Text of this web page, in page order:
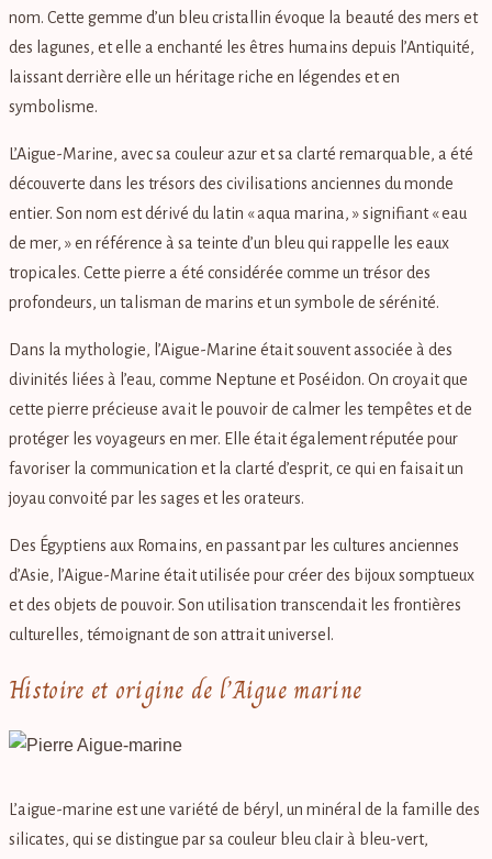
nom. Cette gemme d’un bleu cristallin évoque la beauté des mers et
des lagunes, et elle a enchanté les êtres humains depuis l’Antiquité,
laissant derrière elle un héritage riche en légendes et en
symbolisme.
L’Aigue-Marine, avec sa couleur azur et sa clarté remarquable, a été
découverte dans les trésors des civilisations anciennes du monde
entier. Son nom est dérivé du latin « aqua marina, » signifiant « eau
de mer, » en référence à sa teinte d’un bleu qui rappelle les eaux
tropicales. Cette pierre a été considérée comme un trésor des
profondeurs, un talisman de marins et un symbole de sérénité.
Dans la mythologie, l’Aigue-Marine était souvent associée à des
divinités liées à l’eau, comme Neptune et Poséidon. On croyait que
cette pierre précieuse avait le pouvoir de calmer les tempêtes et de
protéger les voyageurs en mer. Elle était également réputée pour
favoriser la communication et la clarté d’esprit, ce qui en faisait un
joyau convoité par les sages et les orateurs.
Des Égyptiens aux Romains, en passant par les cultures anciennes
d’Asie, l’Aigue-Marine était utilisée pour créer des bijoux somptueux
et des objets de pouvoir. Son utilisation transcendait les frontières
culturelles, témoignant de son attrait universel.
Histoire et origine de l’Aigue marine
L’aigue-marine est une variété de béryl, un minéral de la famille des
silicates, qui se distingue par sa couleur bleu clair à bleu-vert,